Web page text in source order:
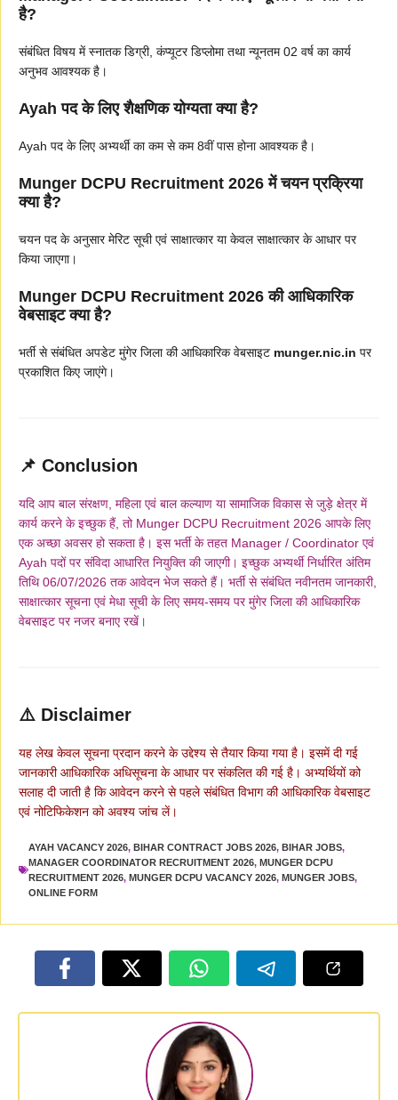
है?
संबंधित विषय में स्नातक डिग्री, कंप्यूटर डिप्लोमा तथा न्यूनतम 02 वर्ष का कार्य
अनुभव आवश्यक है।
Ayah पद के लिए शैक्षणिक योग्यता क्या है?
Ayah पद के लिए अभ्यर्थी का कम से कम 8वीं पास होना आवश्यक है।
Munger DCPU Recruitment 2026 में चयन प्रक्रिया
क्या है?
चयन पद के अनुसार मेरिट सूची एवं साक्षात्कार या केवल साक्षात्कार के आधार पर
किया जाएगा।
Munger DCPU Recruitment 2026 की आधिकारिक
वेबसाइट क्या है?
भर्ती से संबंधित अपडेट मुंगेर जिला की आधिकारिक वेबसाइट munger.nic.in पर
प्रकाशित किए जाएंगे।
📌 Conclusion
यदि आप बाल संरक्षण, महिला एवं बाल कल्याण या सामाजिक विकास से जुड़े क्षेत्र में
कार्य करने के इच्छुक हैं, तो Munger DCPU Recruitment 2026 आपके लिए
एक अच्छा अवसर हो सकता है। इस भर्ती के तहत Manager / Coordinator एवं
Ayah पदों पर संविदा आधारित नियुक्ति की जाएगी। इच्छुक अभ्यर्थी निर्धारित अंतिम
तिथि 06/07/2026 तक आवेदन भेज सकते हैं। भर्ती से संबंधित नवीनतम जानकारी,
साक्षात्कार सूचना एवं मेधा सूची के लिए समय-समय पर मुंगेर जिला की आधिकारिक
वेबसाइट पर नजर बनाए रखें।
⚠️ Disclaimer
यह लेख केवल सूचना प्रदान करने के उद्देश्य से तैयार किया गया है। इसमें दी गई
जानकारी आधिकारिक अधिसूचना के आधार पर संकलित की गई है। अभ्यर्थियों को
सलाह दी जाती है कि आवेदन करने से पहले संबंधित विभाग की आधिकारिक वेबसाइट
एवं नोटिफिकेशन को अवश्य जांच लें।
AYAH VACANCY 2026, BIHAR CONTRACT JOBS 2026, BIHAR JOBS,
MANAGER COORDINATOR RECRUITMENT 2026, MUNGER DCPU
RECRUITMENT 2026, MUNGER DCPU VACANCY 2026, MUNGER JOBS,
ONLINE FORM